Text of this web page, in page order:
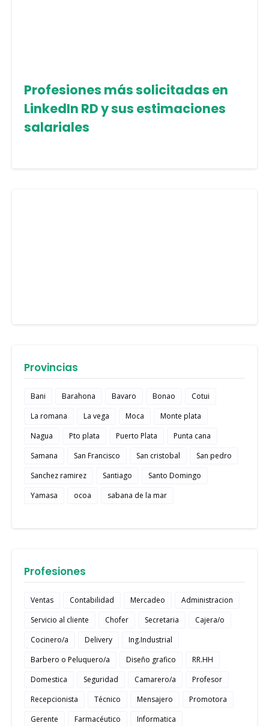
Profesiones más solicitadas en
LinkedIn RD y sus estimaciones
salariales
Provincias
Bani Barahona Bavaro Bonao
Cotui
La romana
La vega Moca
Monte plata
Nagua
Pto plata Puerto Plata
Punta cana
Samana
San Francisco San cristobal
San pedro
Sanchez ramirez
Santiago
Santo Domingo
Yamasa
ocoa sabana de la mar
Profesiones
Ventas Contabilidad Mercadeo
Administracion
Servicio al cliente
Chofer Secretaria
Cajera/o
Cocinero/a
Delivery
Ing.Industrial
Barbero o Peluquero/a
Diseño grafico
RR.HH
Domestica
Seguridad Camarero/a
Profesor
Recepcionista
Técnico Mensajero
Promotora
Gerente
Farmacéutico Informatica